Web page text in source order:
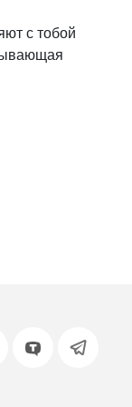
с тобой